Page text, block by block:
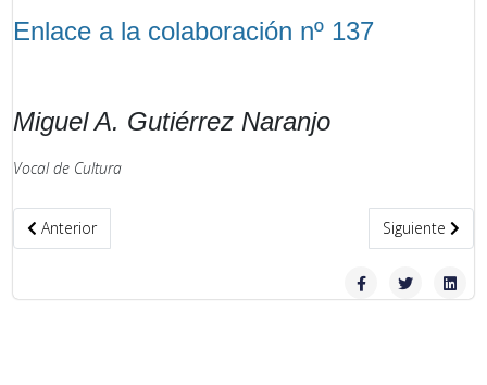
Enlace a la colaboración nº 137
Miguel A. Gutiérrez Naranjo
Vocal de Cultura
Artículo anterior: Colaboraciones de nuestros socios y amigos
Anterior Artículo
Siguiente